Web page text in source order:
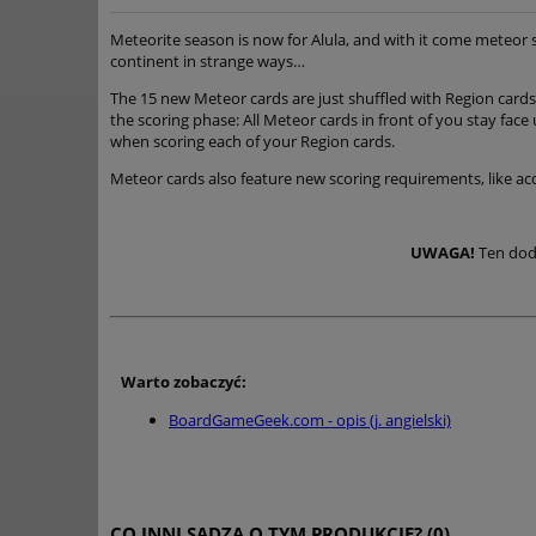
Meteorite season is now for Alula, and with it come
continent in strange ways…
The 15 new Meteor cards are just shuffled with Region
the scoring phase: All Meteor cards in front of you stay
when scoring each of your Region cards.
Meteor cards also feature new scoring requirements, like
UWAGA! Ten
Warto zobaczyć:
BoardGameGeek.com - opis (j. angielski)